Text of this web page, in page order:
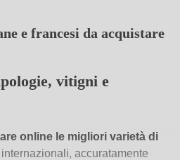
e francesi da acquistare
vitigni e
online le migliori varietà di
accuratamente